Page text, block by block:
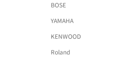
BOSE
YAMAHA
KENWOOD
Roland